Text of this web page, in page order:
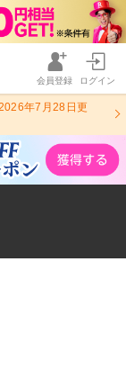
会員登録 ログイン
年7月28日更